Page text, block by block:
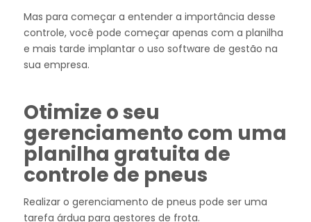
Mas para começar a entender a importância desse
controle, você pode começar apenas com a planilha
e mais tarde implantar o uso software de gestão na
sua empresa.
Otimize o seu
gerenciamento com uma
planilha gratuita de
controle de pneus
Realizar o gerenciamento de pneus pode ser uma
tarefa árdua para gestores de frota.